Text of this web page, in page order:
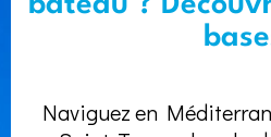
Naviguez en